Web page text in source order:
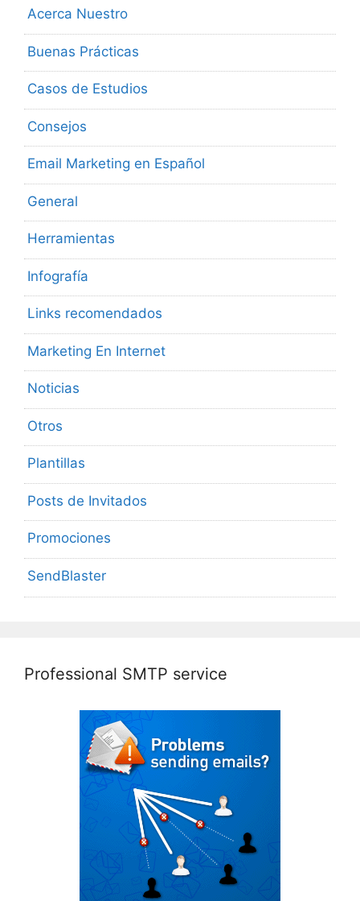
Acerca Nuestro
Buenas Prácticas
Casos de Estudios
Consejos
Email Marketing en Español
General
Herramientas
Infografía
Links recomendados
Marketing En Internet
Noticias
Otros
Plantillas
Posts de Invitados
Promociones
SendBlaster
Professional SMTP service